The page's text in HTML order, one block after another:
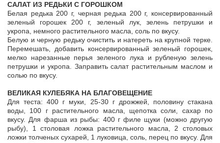
САЛАТ ИЗ РЕДЬКИ С ГОРОШКОМ
Белая редька 200 г, черная редька 200 г, консервированный
зеленый горошек 200 г, зеленый лук, зелень петрушки и
укропа, немного растительного масла, соль по вкусу.
Белую и черную редьку очистить и натереть на крупной терке.
Перемешать, добавить консервированный зеленый горошек,
мелко нарезанные перья зеленого лука и рубленую зелень
петрушки и укропа. Заправить салат растительным маслом и
солью по вкусу.
ВЕЛИКАЯ КУЛЕБЯКА НА БЛАГОВЕЩЕНИЕ
Для теста: 400 г муки, 25-30 г дрожжей, половину стакана
воды, 100 г растительного масла, щепотка соли, сахар по
вкусу. Для фарша из рыбы: 400 г филе щуки (можно другую
рыбу), 1 столовая ложка растительного масла, 2 столовых
ложки толченых сухарей, 1 луковица, соль, перец по вкусу. Для